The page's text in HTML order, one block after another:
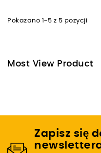
Pokazano 1-5 z 5 pozycji
Most View Product
Zapisz się